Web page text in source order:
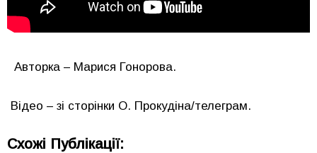
Авторка – Марися Гонорова.
Відео – зі сторінки О. Прокудіна/телеграм.
Схожі Публікації: